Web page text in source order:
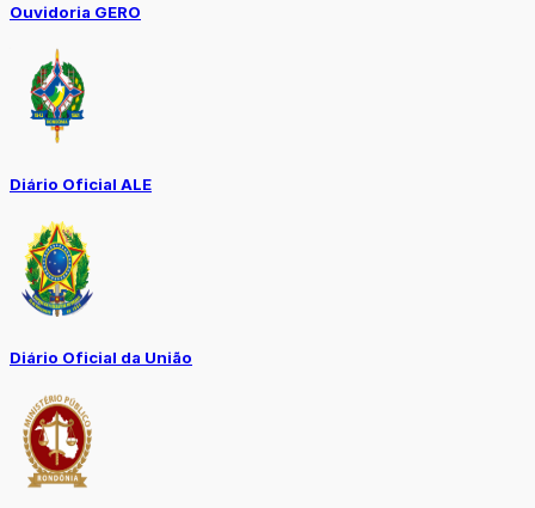
Ouvidoria GERO
Diário Oficial ALE
Diário Oficial da União